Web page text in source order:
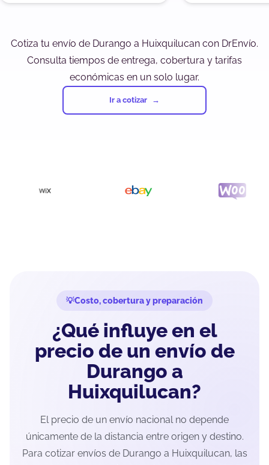
Cotiza tu envío de Durango a Huixquilucan con DrEnvío.
Consulta tiempos de entrega, cobertura y tarifas
económicas en un solo lugar.
Ir a cotizar
Costo, cobertura y preparación
¿Qué influye en el
precio de un envío de
Durango a
Huixquilucan?
El precio de un envío nacional no depende
únicamente de la distancia entre origen y destino.
Para cotizar envíos de Durango a Huixquilucan, las